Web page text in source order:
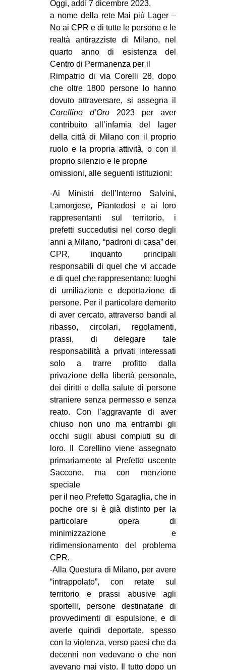
Oggi, addì 7 dicembre 2023,
a nome della rete Mai più Lager –
No ai CPR e di tutte le persone e le
realtà antirazziste di Milano, nel
quarto anno di esistenza del
Centro di Permanenza per il
Rimpatrio di via Corelli 28, dopo
che oltre 1800 persone lo hanno
dovuto attraversare, si assegna il
Corellino d’Oro 2023 per aver
contribuito all’infamia del lager
della città di Milano con il proprio
ruolo e la propria attività, o con il
proprio silenzio e le proprie
omissioni, alle seguenti istituzioni:
-Ai Ministri dell’Interno Salvini,
Lamorgese, Piantedosi e ai loro
rappresentanti sul territorio, i
prefetti succedutisi nel corso degli
anni a Milano, “padroni di casa” dei
CPR, inquanto principali
responsabili di quel che vi accade
e di quel che rappresentano: luoghi
di umiliazione e deportazione di
persone. Per il particolare demerito
di aver cercato, attraverso bandi al
ribasso, circolari, regolamenti,
prassi, di delegare tale
responsabilità a privati interessati
solo a trarre profitto dalla
privazione della libertà personale,
dei diritti e della salute di persone
straniere senza permesso e senza
reato. Con l’aggravante di aver
chiuso non uno ma entrambi gli
occhi sugli abusi compiuti su di
loro. Il Corellino viene assegnato
primariamente al Prefetto uscente
Saccone, ma con menzione
speciale
per il neo Prefetto Sgaraglia, che in
poche ore si è già distinto per la
particolare opera di
minimizzazione e
ridimensionamento del problema
CPR.
-Alla Questura di Milano, per avere
“intrappolato”, con retate sul
territorio e prassi abusive agli
sportelli, persone destinatarie di
provvedimenti di espulsione, e di
averle quindi deportate, spesso
con la violenza, verso paesi che da
decenni non vedevano o che non
avevano mai visto. Il tutto dopo un